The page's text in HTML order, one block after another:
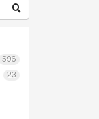
596
23